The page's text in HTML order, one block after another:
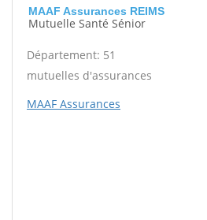
MAAF Assurances REIMS
Mutuelle Santé Sénior
Département: 51
mutuelles d'assurances
MAAF Assurances